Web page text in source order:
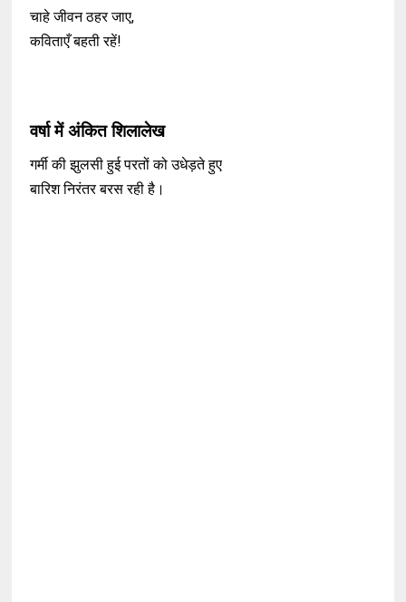
चाहे जीवन ठहर जाए,
कविताएँ बहती रहें!
वर्षा में अंकित शिलालेख
गर्मी की झुलसी हुई परतों को उधेड़ते हुए
बारिश निरंतर बरस रही है।